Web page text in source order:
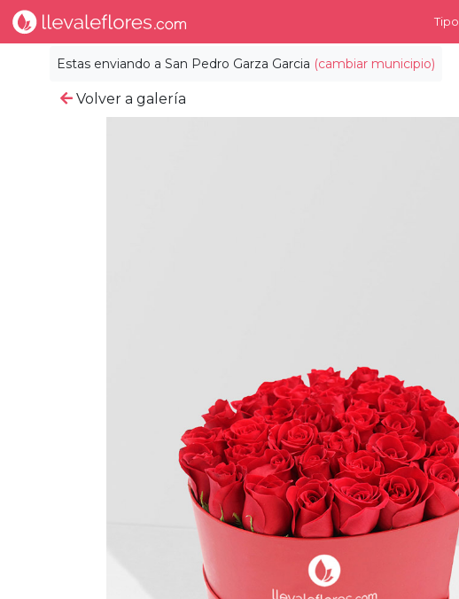
Estas enviando a San Pedro Garza Garcia (cambiar municipio)
Volver a galería